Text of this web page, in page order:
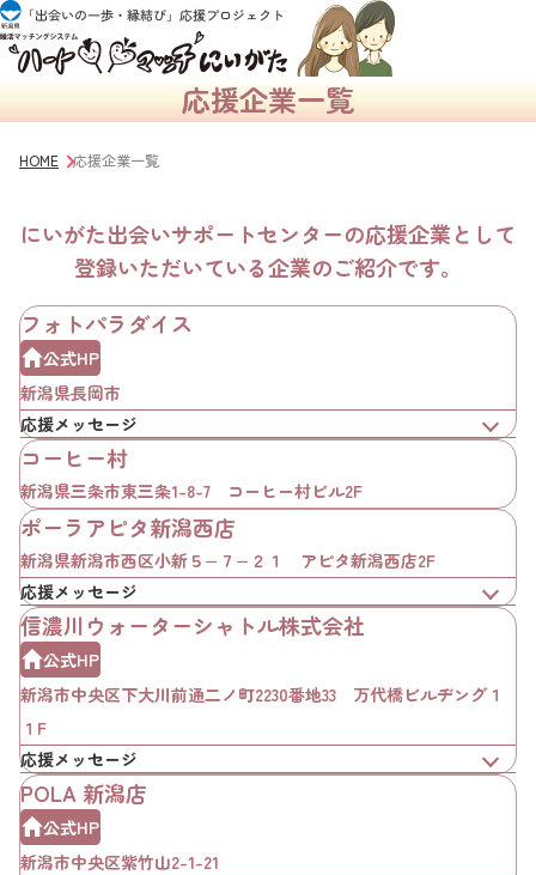
応援企業一覧
HOME 応援企業一覧
にいがた出会いサポートセンターの応援企業として
登録いただいている企業のご紹介です。
フォトパラダイス
公式HP
新潟県長岡市
応援メッセージ
コーヒー村
新潟県三条市東三条1-8-7 コーヒー村ビル2F
ポーラアピタ新潟西店
新潟県新潟市西区小新５−７−２１ アピタ新潟西店2F
応援メッセージ
信濃川ウォーターシャトル株式会社
公式HP
新潟市中央区下大川前通二ノ町2230番地33 万代橋ビルヂング１
１F
応援メッセージ
POLA 新潟店
公式HP
新潟市中央区紫竹山2-1-21